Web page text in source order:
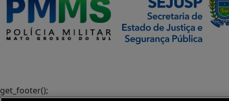
get_footer();